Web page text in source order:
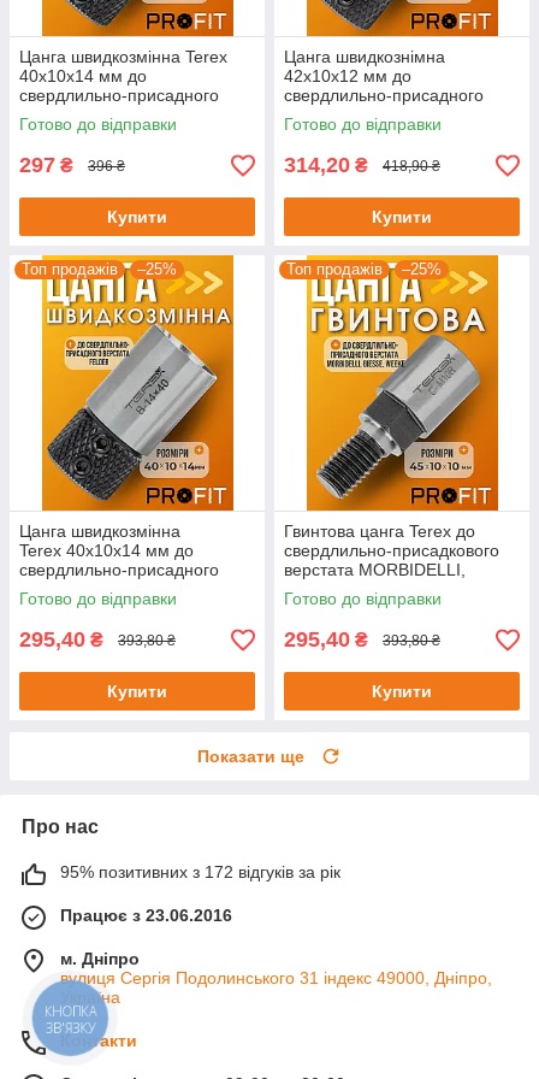
Цанга швидкозмінна Terex
40x10x14 мм до
свердлильно-присадного
верстата Maggi
Готово до відправки
297 ₴ 396 ₴
Купити
Цанга швидкознімна
42x10x12 мм до
свердлильно-присадного
верстата Vitap
Готово до відправки
314,20 ₴ 418,90 ₴
Купити
Топ продажів –25%
Цанга швидкозмінна
Terex 40x10x14 мм до
свердлильно-присадного
верстата FELDER
Готово до відправки
295,40 ₴ 393,80 ₴
Купити
Топ продажів –25%
Гвинтова цанга Terex до
свердлильно-присадкового
верстата MORBIDELLI,
BIESSE, WEEKE 45х10 мм
M10R
Готово до відправки
295,40 ₴ 393,80 ₴
Купити
Показати ще
Про нас
95% позитивних з 172 відгуків за рік
Працює з 23.06.2016
м. Дніпро
вулиця Сергія Подолинського 31 індекс 49000, Дніпро,
Україна
Контакти
КНОПКА
ЗВ'ЯЗКУ